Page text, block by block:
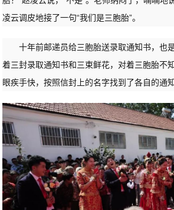
凌云调皮地接了一句“我们是三胞胎”。
十年前邮递员给三胞胎送录取通知书，也
着三封录取通知书和三束鲜花，对着三胞胎不
眼疾手快，按照信封上的名字找到了各自的通知